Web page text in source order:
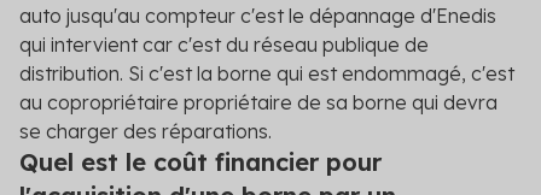
auto jusqu'au compteur c'est le dépannage d'Enedis
qui intervient car c'est du réseau publique de
distribution. Si c'est la borne qui est endommagé, c'est
au copropriétaire propriétaire de sa borne qui devra
se charger des réparations.
Quel est le coût financier pour